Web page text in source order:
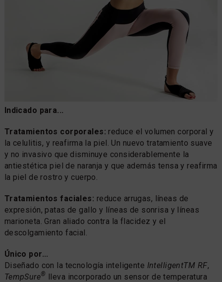
Indicado para...
Tratamientos corporales: reduce el volumen corporal y
la celulitis, y reafirma la piel. Un nuevo tratamiento suave
y no invasivo que disminuye considerablemente la
antiestética piel de naranja y que además tensa y reafirma
la piel de rostro y cuerpo.
Tratamientos faciales: reduce arrugas, líneas de
expresión, patas de gallo y líneas de sonrisa y líneas
marioneta. Gran aliado contra la flacidez y el
descolgamiento facial.
Único por...
Diseñado con la tecnología inteligente IntelligentTM RF,
TempSure® lleva incorporado un sensor de temperatura